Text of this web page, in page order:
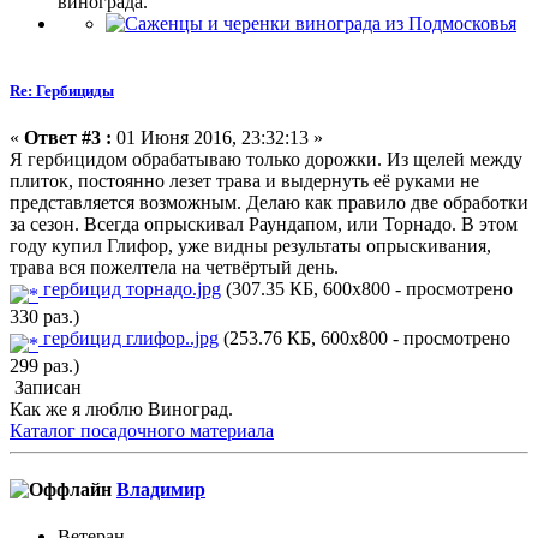
Re: Гербициды
« Ответ #3 : 01 Июня 2016, 23:32:13 »
Я гербицидом обрабатываю только дорожки. Из щелей между
плиток, постоянно лезет трава и выдернуть её руками не
представляется возможным. Делаю как правило две обработки
за сезон. Всегда опрыскивал Раундапом, или Торнадо. В этом
году купил Глифор, уже видны результаты опрыскивания,
трава вся пожелтела на четвёртый день.
гербицид торнадо.jpg (307.35 КБ, 600x800 - просмотрено
330 раз.)
гербицид глифор..jpg (253.76 КБ, 600x800 - просмотрено
299 раз.)
Записан
Как же я люблю Виноград.
Каталог посадочного материала
Владимиp